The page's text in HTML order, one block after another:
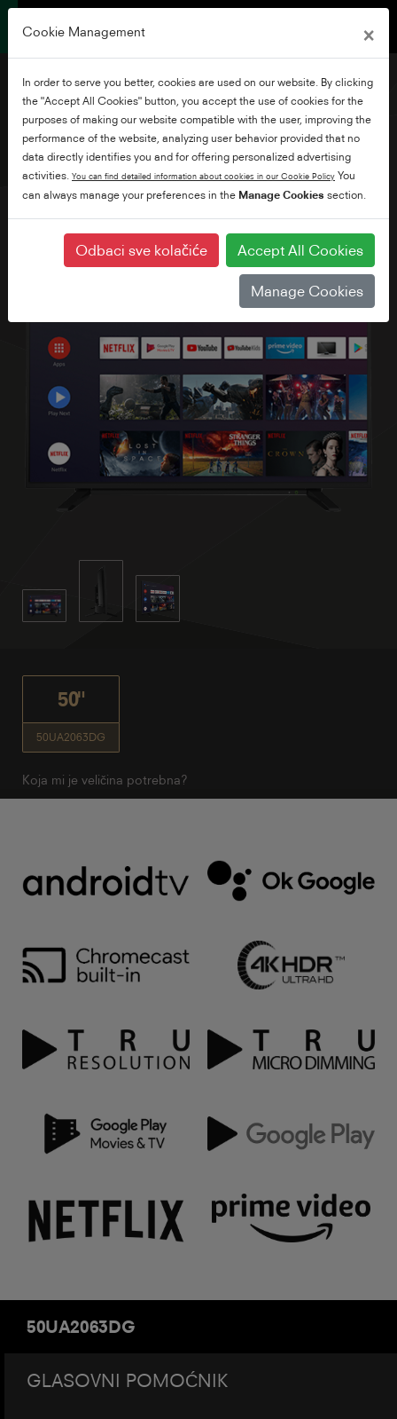
50" Ultra HD Android TV
50"
50UA2063DG
Koja mi je veličina potrebna?
50UA2063DG
GLASOVNI POMOĆNIK
Cookie Management ×
In order to serve you better, cookies are used on our website. By clicking
the "Accept All Cookies" button, you accept the use of cookies for the
purposes of making our website compatible with the user, improving the
performance of the website, analyzing user behavior provided that no
data directly identifies you and for offering personalized advertising
activities. You can find detailed information about cookies in our Cookie Policy You
can always manage your preferences in the Manage Cookies section.
Odbaci sve kolačiće Accept All Cookies
Manage Cookies